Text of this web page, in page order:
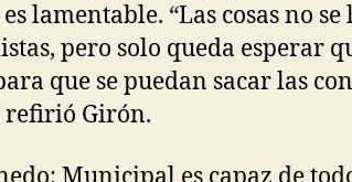
lamentable. “Las cosas no
pero solo queda esperar
que se puedan sacar las
refirió Girón.